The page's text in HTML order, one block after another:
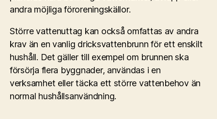
andra möjliga föroreningskällor.
Större vattenuttag kan också omfattas av andra
krav än en vanlig dricksvattenbrunn för ett enskilt
hushåll. Det gäller till exempel om brunnen ska
försörja flera byggnader, användas i en
verksamhet eller täcka ett större vattenbehov än
normal hushållsanvändning.